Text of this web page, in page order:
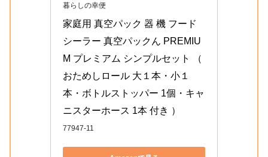
暮らしの幸便
家庭用 真空パック 器 機 フード
シーラー 真空パックん PREMIU
M プレミアム シンプルセット （
おためしロール 大１本・小１
本・ボトルストッパー 1個・キャ
ニスターホース 1本 付き ）
77947-11